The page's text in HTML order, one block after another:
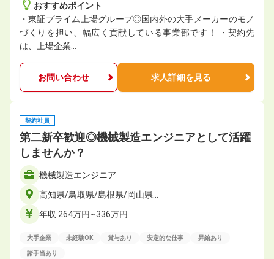
おすすめポイント
・東証プライム上場グループ◎国内外の大手メーカーのモノ
づくりを担い、幅広く貢献している事業部です！ ・契約先
は、上場企業…
お問い合わせ 求人詳細を見る
契約社員
第二新卒歓迎◎機械製造エンジニアとして活躍
しませんか？
機械製造エンジニア
高知県/鳥取県/島根県/岡山県…
年収 264万円~336万円
大手企業 未経験OK 賞与あり 安定的な仕事 昇給あり
諸手当あり